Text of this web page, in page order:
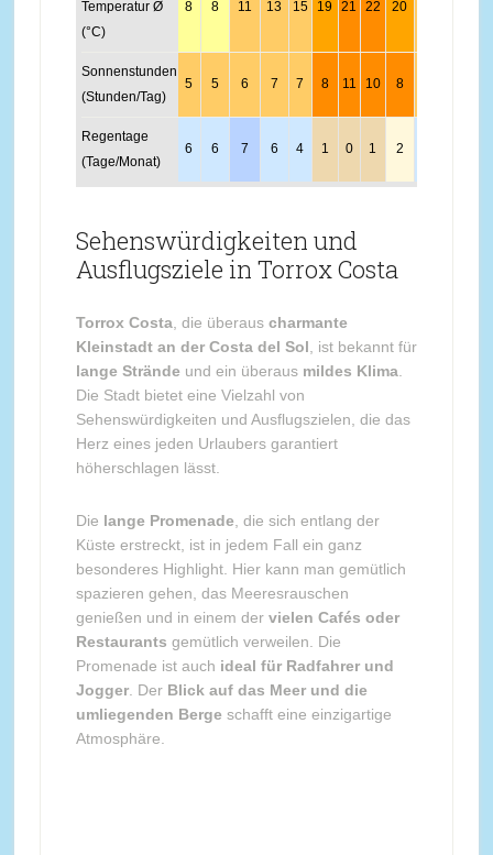
Temperatur Ø
(°C)
8 8 11 13 15 19 21 22 20
Sonnenstunden
(Stunden/Tag)
5 5 6 7 7 8 11 10 8
Regentage
(Tage/Monat)
6 6 7 6 4 1 0 1 2
Sehenswürdigkeiten und
Ausflugsziele in Torrox Costa
Torrox Costa, die überaus charmante
Kleinstadt an der Costa del Sol , ist bekannt für
lange Strände und ein überaus mildes Klima.
Die Stadt bietet eine Vielzahl von
Sehenswürdigkeiten und Ausflugszielen, die das
Herz eines jeden Urlaubers garantiert
höherschlagen lässt.
Die lange Promenade , die sich entlang der
Küste erstreckt, ist in jedem Fall ein ganz
besonderes Highlight. Hier kann man gemütlich
spazieren gehen, das Meeresrauschen
genießen und in einem der vielen Cafés oder
Restaurants gemütlich verweilen. Die
Promenade ist auch ideal für Radfahrer und
Jogger. Der Blick auf das Meer und die
umliegenden Berge schafft eine einzigartige
Atmosphäre.